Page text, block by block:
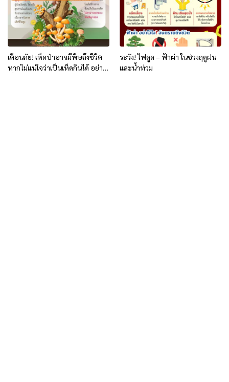
เตือนภัย! เห็ดป่าอาจมีพิษถึงชีวิต
หากไม่แน่ใจว่าเป็นเห็ดกินได้ อย่า
ระวัง! ไฟดูด – ฟ้าผ่า ในช่วงฤดูฝน
และน้ำท่วม